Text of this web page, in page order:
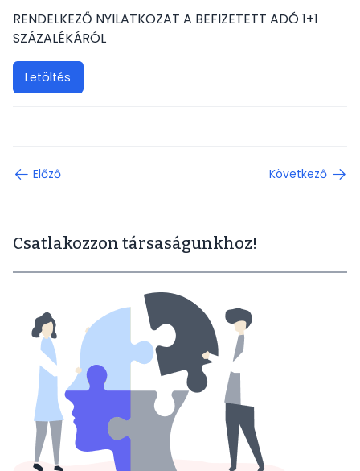
A Társaságról
RENDELKEZŐ NYILATKOZAT A BEFIZETETT ADÓ 1+1
SZÁZALÉKÁRÓL
Letöltés
Előző Következő
Csatlakozzon társaságunkhoz!